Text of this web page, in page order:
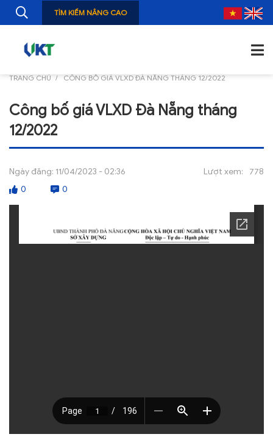
GIỚI THIỆU
TIN TỨC
NGHIÊN CỨU
ẤN PHẨM
TƯ VẤN
TÌM KIẾM NÂNG CAO
TRANG CHỦ CÔNG BỐ GIÁ VLXD ĐÀ NẴNG THÁNG 12/2022
Công bố giá VLXD Đà Nẵng tháng
12/2022
Ngày đăng: 11/04/2023 - 02:36 Lượt xem:
778
0
0